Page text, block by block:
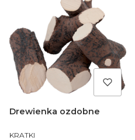
Drewienka ozdobne
PRODUCENT
KRATKI